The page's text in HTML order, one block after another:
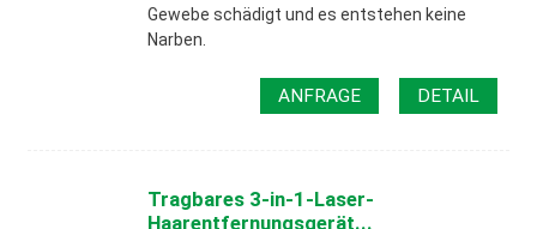
Gewebe schädigt und es entstehen keine
Narben.
ANFRAGE DETAIL
Tragbares 3-in-1-Laser-
Haarentfernungsgerät...